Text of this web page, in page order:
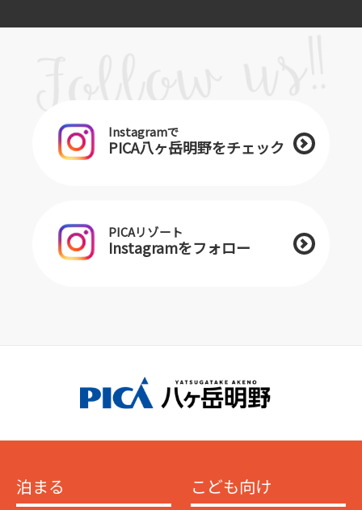
Instagramで
PICA八ヶ岳明野をチェック
PICAリゾート
Instagramをフォロー
泊まる こども向け